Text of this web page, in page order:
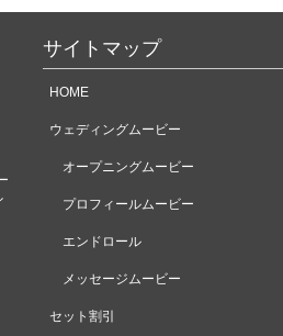
サイトマップ
HOME
ウェディングムービー
オープニングムービー
プロフィールムービー
エンドロール
メッセージムービー
セット割引